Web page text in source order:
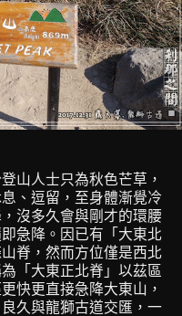
山人士只為秋色芒草，
、逗留，至身體漸覺冷
沒多久會與剛才的環腰
急降。因已有「大東北
脊，然而方位僅是西北
「大東正北脊」以茲區
快更直接急降大東山，
久與龍獅古道交匯，一